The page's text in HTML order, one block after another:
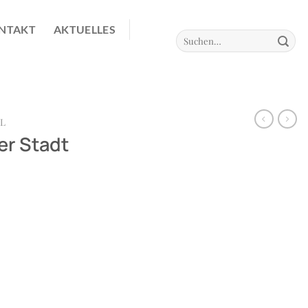
AKTUELLES
Suchen
nach:
Stadt